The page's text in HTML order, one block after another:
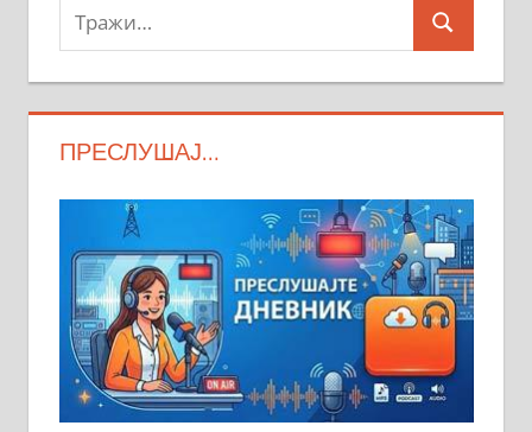
Тражи:
Search
ПРЕСЛУШАЈ…